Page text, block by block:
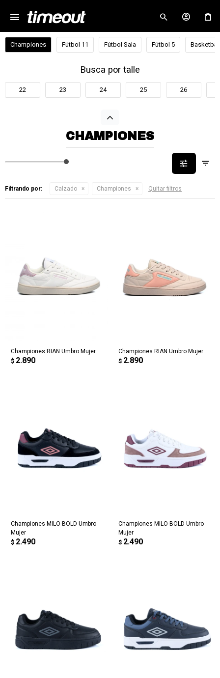
menu
Championes Fútbol 11 Fútbol Sala Fútbol 5 Basketball
Busca por talle
22 23 24 25 26
CHAMPIONES
Filtrando por: Calzado Championes Quitar filtros
Championes RIAN Umbro Mujer
$ 2.890
Championes RIAN Umbro Mujer
$ 2.890
Championes MILO-BOLD Umbro
Mujer
$ 2.490
Championes MILO-BOLD Umbro
Mujer
$ 2.490